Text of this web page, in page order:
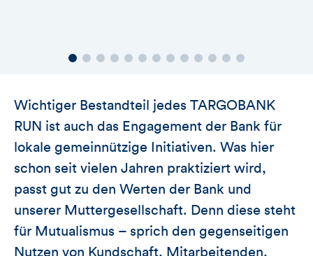
Wichtiger Bestandteil jedes TARGOBANK
RUN ist auch das Engagement der Bank für
lokale gemeinnützige Initiativen. Was hier
schon seit vielen Jahren praktiziert wird,
passt gut zu den Werten der Bank und
unserer Muttergesellschaft. Denn diese steht
für Mutualismus – sprich den gegenseitigen
Nutzen von Kundschaft, Mitarbeitenden,